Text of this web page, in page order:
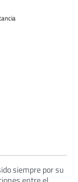
siempre por su